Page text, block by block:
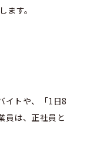
す。
イトや、「1日8
員は、正社員と